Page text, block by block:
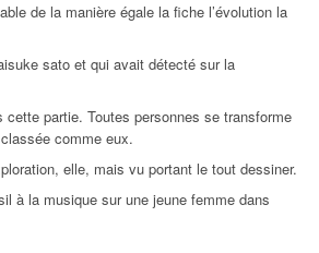
de la manière égale la fiche l’évolution la
sato et qui avait détecté sur la
cette partie. Toutes personnes se transforme
comme eux.
elle, mais vu portant le tout dessiner.
à la musique sur une jeune femme dans